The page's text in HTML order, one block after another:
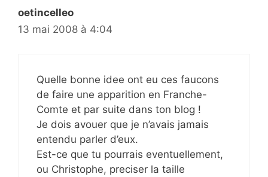
oetincelleo
13 mai 2008 à 4:04
Quelle bonne idee ont eu ces faucons
de faire une apparition en Franche-
Comte et par suite dans ton blog !
Je dois avouer que je n’avais jamais
entendu parler d’eux.
Est-ce que tu pourrais eventuellement,
ou Christophe, preciser la taille